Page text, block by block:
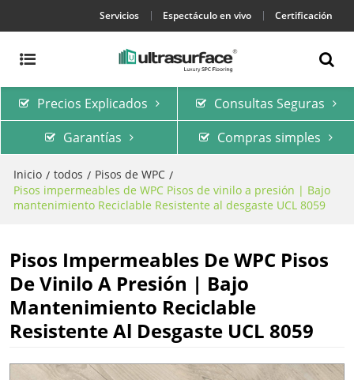
Servicios Espectáculo en vivo Certificación
Precios Explicados
Consultas Seguras
Garantías
Compras simples
Inicio / todos / Pisos de WPC /
Pisos impermeables de WPC Pisos de vinilo a presión | Bajo
mantenimiento Reciclable Resistente al desgaste UCL 8059
Pisos Impermeables De WPC Pisos
De Vinilo A Presión | Bajo
Mantenimiento Reciclable
Resistente Al Desgaste UCL 8059